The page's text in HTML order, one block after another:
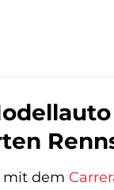
mit dem